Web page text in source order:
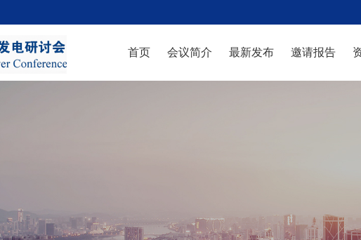
首页 会议简介 最新发布 邀请报告